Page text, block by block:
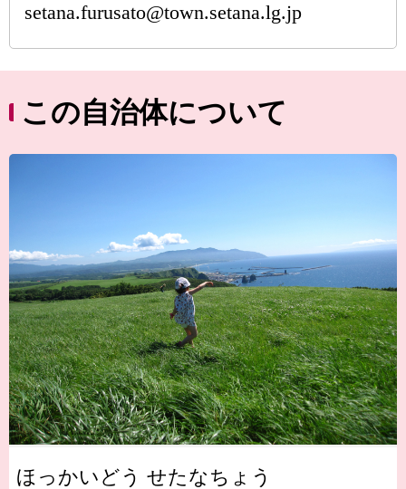
setana.furusato@town.setana.lg.jp
この自治体について
ほっかいどう せたなちょう